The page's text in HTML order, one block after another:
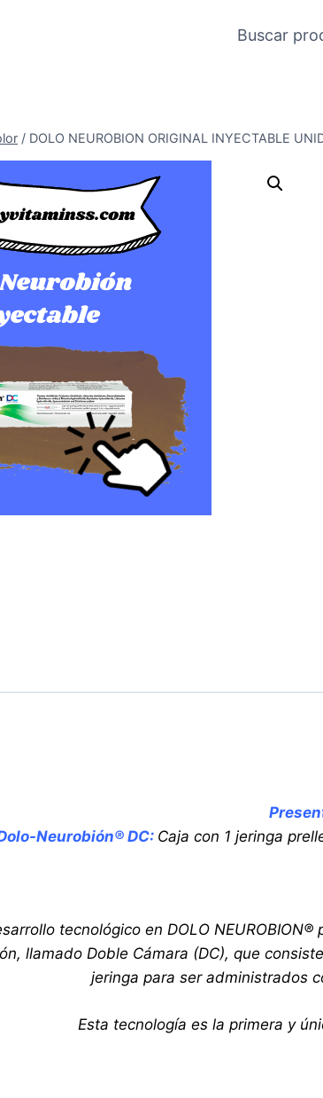
Buscar
/ DOLO NEUROBION ORIGINAL INYECTABLE
Neurobión® DC: Caja con 1 jeringa
tecnológico en DOLO
llamado Doble Cámara (DC), que
jeringa para ser administrados
Esta tecnología es la primera y